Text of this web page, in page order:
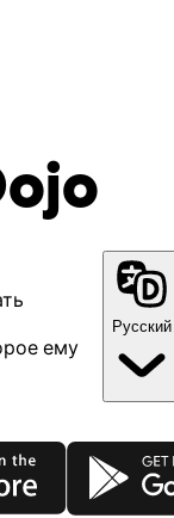
ему
Русский
Google Play